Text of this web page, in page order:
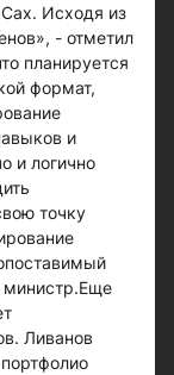
Исходя из
- отметил
планируется
формат,
и
и логично
точку
министр.Еще
Ливанов